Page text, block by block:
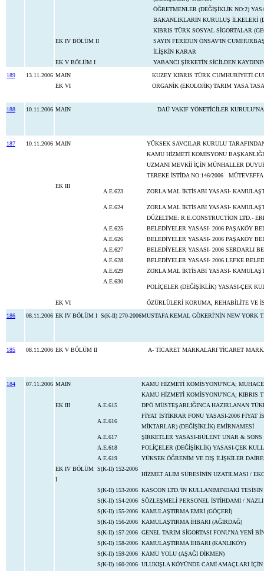
ÖĞRETMENLER (DEĞİŞİKLİK NO:2)
BAKANLIKLARIN KURULUŞ İLKELERİ
KIBRIS TÜRK SOSYAL SİGORTALAR
EK IV BÖLÜM II
SAYIN FERİDUN ÖNSAV'IN
İLİŞKİN KARAR
EK V BÖLÜM I
YABANCI ŞİRKETİN SİCİLDEN
189
13.11.2006 MAIN
KUZEY KIBRIS TÜRK CUMHURİYETİ
EK VI
ORGANİK (EKOLOJİK) TARIM YASA
188 10.11.2006 MAIN DAÜ VAKIF YÖNETİCİLER
187 10.11.2006 MAIN
YÜKSEK SAVCILAR KURULU
KAMU HİZMETİ KOMİSYONU
UZMANI MEVKİİ İÇİN MÜNHALLER
TEREKE İSTİDA NO:146/2006
EK III
A.E.623
ZORLA MAL İKTİSABI YASASI-
A.E.624
ZORLA MAL İKTİSABI YASASI-
DÜZELTME: R.E.CONSTRUCTİON LTD.-
A.E.625
BELEDİYELER YASASI- 2006 PAŞAKÖY
A.E.626
BELEDİYELER YASASI- 2006 PAŞAKÖY
A.E.627
BELEDİYELER YASASI- 2006 SERDARLI
A.E.628
BELEDİYELER YASASI- 2006 LEFKE
A.E.629
ZORLA MAL İKTİSABI YASASI-
A.E.630
POLİÇELER (DEĞİŞİKLİK) YASASI-ÇEK
EK VI
ÖZÜRLÜLERİ KORUMA, REHABİLİTE VE
186
08.11.2006 EK IV BÖLÜM I S(K-II) 270-2006MUSTAFA KEMAL GÖKERİ'NİN NEW YORK
185 08.11.2006 EK V BÖLÜM II A- TİCARET MARKALARI TİCARET
184 07.11.2006 MAIN
KAMU HİZMETİ KOMİSYONU'NCA;
KAMU HİZMETİ KOMİSYONU'NCA; KIBRIS
EK III
A.E.615 DPÖ MÜSTEŞARLIĞINCA HAZIRLANAN
A.E.616
FİYAT İSTİKRAR FONU YASASI-2006 FİYAT
MİKTARLAR) (DEĞİŞİKLİK) EMİRNAMESİ
A.E.617
ŞİRKETLER YASASI-BÜLENT UNAR &
A.E.618
POLİÇELER (DEĞİŞİKLİK) YASASI-ÇEK
A.E.619
YÜKSEK ÖĞRENİM VE DIŞ İLİŞKİLER
EK IV BÖLÜM
I
S(K-II) 152-2006
HİZMET ALIM SÜRESİNİN UZATILMASI /
S(K-II) 153-2006 KASCON LTD.'İN KULLANIMINDAKİ
S(K-II) 154-2006 SÖZLEŞMELİ PERSONEL İSTİHDAMI /
S(K-II) 155-2006 KAMULAŞTIRMA EMRİ (GÖÇERİ)
S(K-II) 156-2006 KAMULAŞTIRMA İHBARI (AĞIRDAĞ)
S(K-II) 157-2006 GENEL TARIM SİGORTASI FONU'NA YENİ
S(K-II) 158-2006 KAMULAŞTIRMA İHBARI (KANLIKÖY)
S(K-II) 159-2006 KAMU YOLU (AŞAĞI DİKMEN)
S(K-II) 160-2006 ULUKIŞLA KÖYÜNDE CAMİ AMAÇLARI